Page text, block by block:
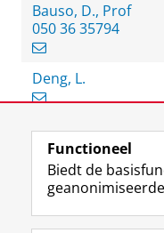
Bauso, D., Prof
050 36 35794
Deng, L.
View this page in:
Volg de
Functioneel
Biedt de